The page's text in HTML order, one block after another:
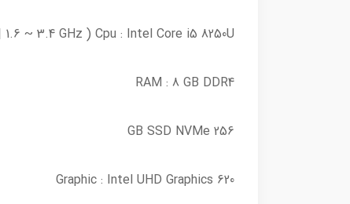
Cpu : Intel Core i5 8250U ( 6 MB Cache | 1.6 ~ 3.4 GHz | نسل هشت )
RAM : 8 GB DDR4
256 GB SSD NVMe
Graphic : Intel UHD Graphics 620